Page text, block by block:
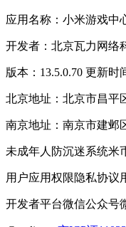
应用名称：小米游戏中
开发者：北京瓦力网络
版本：13.5.0.70 更新时
北京地址：北京市昌平
南京地址：南京市建邺
未成年人防沉迷系统米
用户应用权限隐私协议
开发者平台微信公众号